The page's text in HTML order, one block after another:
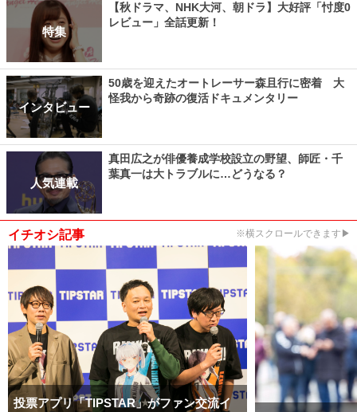
特集
【秋ドラマ、NHK大河、朝ドラ】大好評「忖度0
レビュー」全話更新！
インタビュー
50歳を迎えたオートレーサー森且行に密着 大
怪我から奇跡の復活ドキュメンタリー
人気連載
真田広之が俳優養成学校設立の野望、師匠・千
葉真一は大トラブルに…どうなる？
イチオシ記事 ※横スクロールできます▶
投票アプリ「TIPSTAR」がファン交流イ